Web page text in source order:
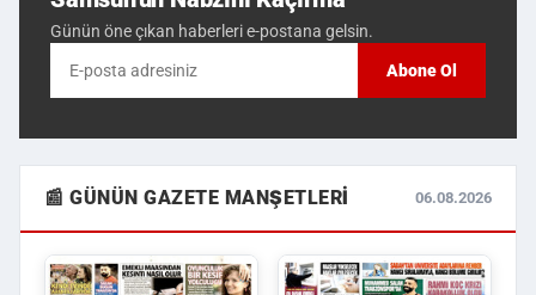
Günün öne çıkan haberleri e-postana gelsin.
Abone Ol
📰 GÜNÜN GAZETE MANŞETLERI 06.08.2026